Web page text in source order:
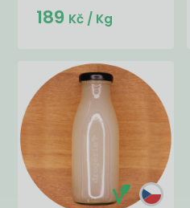
189 Kč / Kg